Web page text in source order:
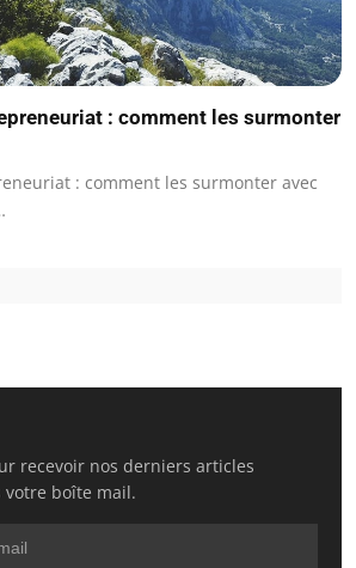
: comment les surmonter
: comment les surmonter avec
recevoir nos derniers articles
boîte mail.